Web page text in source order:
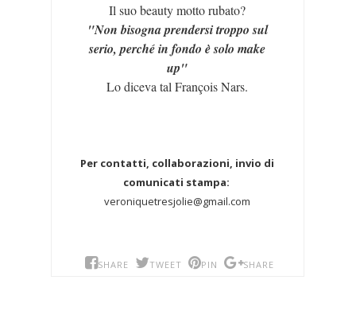
Il suo beauty motto rubato?
"Non bisogna prendersi troppo sul
serio, perché in fondo è solo make
up"
Lo diceva tal François Nars.
Per contatti, collaborazioni, invio di
comunicati stampa:
veroniquetresjolie@gmail.com
SHARE TWEET PIN SHARE